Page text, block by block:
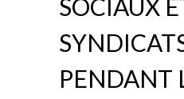
SOCIAUX
PENDANT